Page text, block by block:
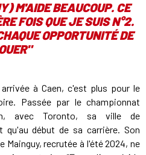
M'AIDE BEAUCOUP. CE
FOIS QUE JE SUIS N°2.
OPPORTUNITÉ DE
"
à Caen, c'est plus pour le
Passée par le championnat
avec Toronto, sa ville de
qu'au début de sa carrière. Son
Mainguy, recrutée à l'été 2024, ne